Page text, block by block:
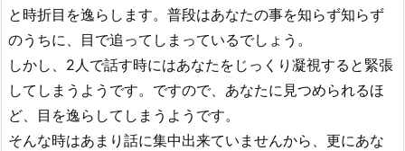
と時折目を逸らします。普段はあなたの事を知らず知らず
のうちに、目で追ってしまっているでしょう。
しかし、2人で話す時にはあなたをじっくり凝視すると緊張
してしまうようです。ですので、あなたに見つめられるほ
ど、目を逸らしてしまうようです。
そんな時はあまり話に集中出来ていませんから、更にあな